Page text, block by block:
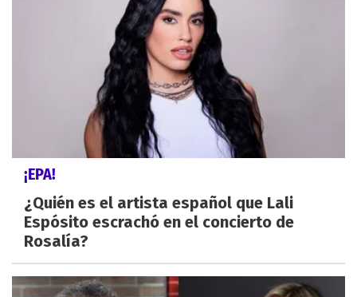
¡EPA!
¿Quién es el artista español que Lali
Espósito escrachó en el concierto de
Rosalía?